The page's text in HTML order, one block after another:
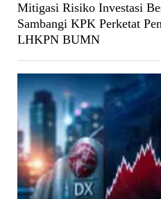
Mitigasi Risiko Investasi
Sambangi KPK Perketat
LHKPN BUMN